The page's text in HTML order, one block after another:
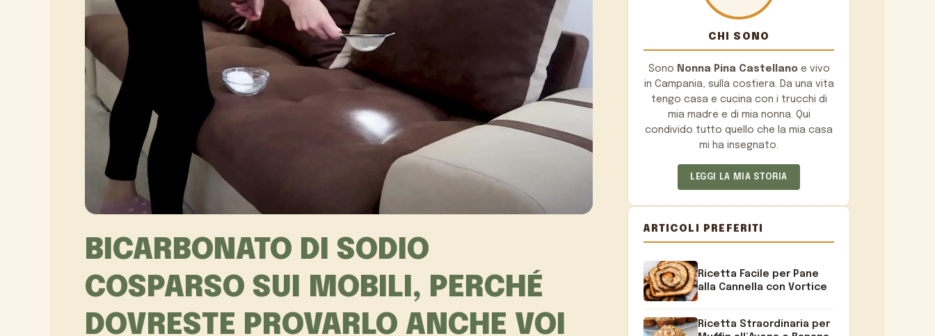
BICARBONATO DI SODIO
COSPARSO SUI MOBILI, PERCHÉ
DOVRESTE PROVARLO ANCHE VOI
CHI SONO
Sono Nonna Pina Castellanoe vivo
in Campania, sulla costiera. Da una vita
tengo casa e cucina con i trucchi di
mia madre e di mia nonna. Qui
condivido tutto quello che la mia casa
mi ha insegnato.
LEGGI LA MIA STORIA
ARTICOLI PREFERITI
Ricetta Facile per Pane
alla Cannella con Vortice
Ricetta Straordinaria per